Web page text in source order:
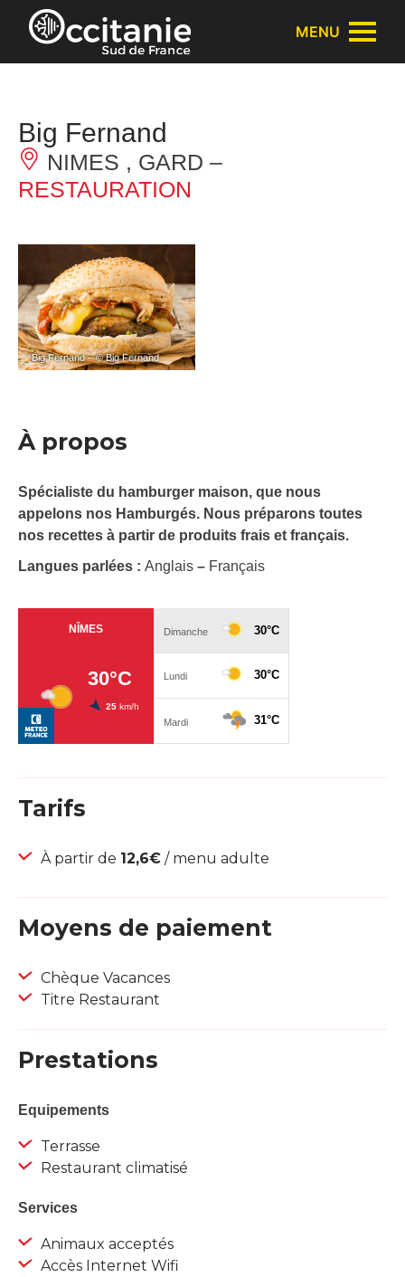
Panneau de gestion des cookies
MENU
Big Fernand
NIMES , GARD –
RESTAURATION
Big Fernand – © Big Fernand
À propos
Spécialiste du hamburger maison, que nous
appelons nos Hamburgés. Nous préparons toutes
nos recettes à partir de produits frais et français.
Langues parlées : Anglais – Français
Tarifs
À partir de 12,6€ / menu adulte
Moyens de paiement
Chèque Vacances
Titre Restaurant
Prestations
Equipements
Terrasse
Restaurant climatisé
Services
Animaux acceptés
Accès Internet Wifi